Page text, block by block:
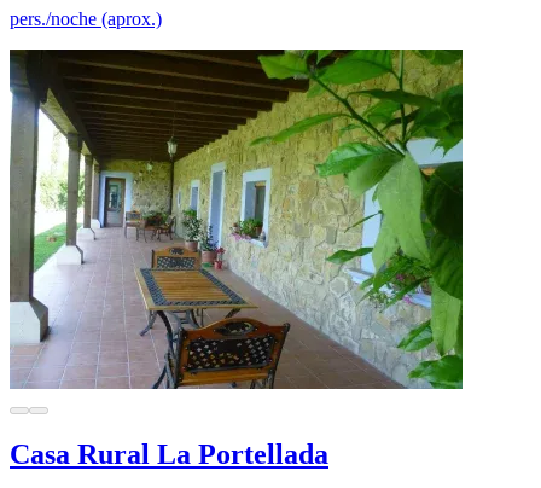
pers./noche (aprox.)
Casa Rural La Portellada